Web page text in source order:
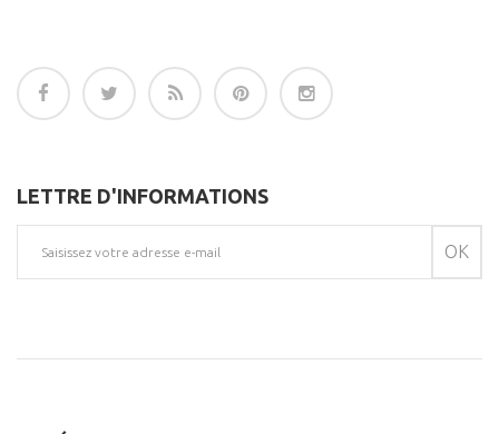
LETTRE D'INFORMATIONS
OK